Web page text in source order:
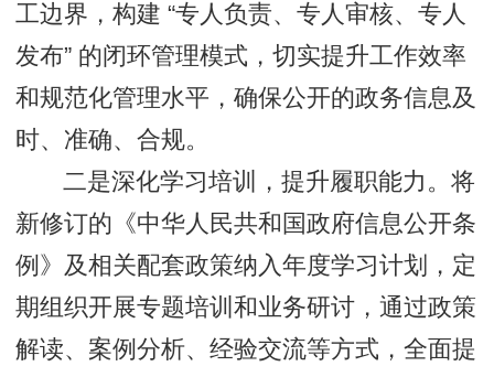
工边界，构建 “专人负责、专人审核、专人
发布” 的闭环管理模式，切实提升工作效率
和规范化管理水平，确保公开的政务信息及
时、准确、合规。
二是深化学习培训，提升履职能力。将
新修订的《中华人民共和国政府信息公开条
例》及相关配套政策纳入年度学习计划，定
期组织开展专题培训和业务研讨，通过政策
解读、案例分析、经验交流等方式，全面提